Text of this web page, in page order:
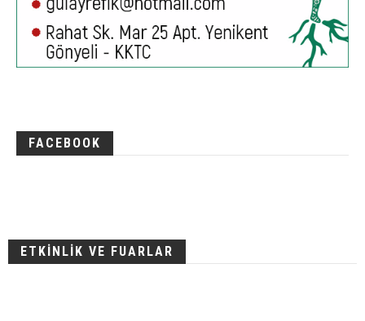
FACEBOOK
ETKİNLİK VE FUARLAR